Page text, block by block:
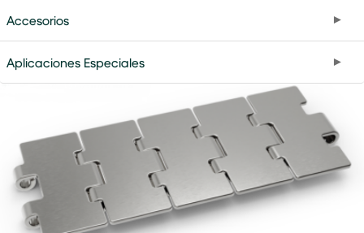
Accesorios
Aplicaciones Especiales